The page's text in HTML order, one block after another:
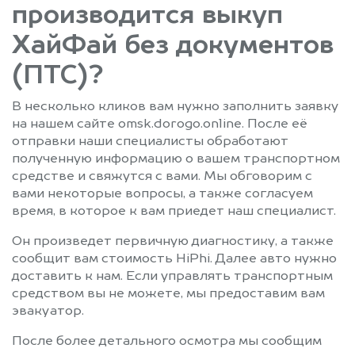
производится выкуп
ХайФай без документов
(ПТС)?
В несколько кликов вам нужно заполнить заявку
на нашем сайте omsk.dorogo.online. После её
отправки наши специалисты обработают
полученную информацию о вашем транспортном
средстве и свяжутся с вами. Мы обговорим с
вами некоторые вопросы, а также согласуем
время, в которое к вам приедет наш специалист.
Он произведет первичную диагностику, а также
сообщит вам стоимость HiPhi. Далее авто нужно
доставить к нам. Если управлять транспортным
средством вы не можете, мы предоставим вам
эвакуатор.
После более детального осмотра мы сообщим